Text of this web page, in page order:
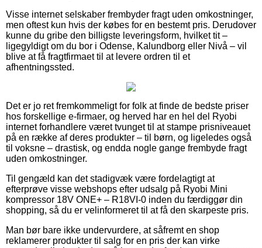
Visse internet selskaber frembyder fragt uden omkostninger,
men oftest kun hvis der købes for en bestemt pris. Derudover
kunne du gribe den billigste leveringsform, hvilket tit –
ligegyldigt om du bor i Odense, Kalundborg eller Nivå – vil
blive at få fragtfirmaet til at levere ordren til et
afhentningssted.
Det er jo ret fremkommeligt for folk at finde de bedste priser
hos forskellige e-firmaer, og herved har en hel del Ryobi
internet forhandlere været tvunget til at stampe prisniveauet
på en række af deres produkter – til børn, og ligeledes også
til voksne – drastisk, og endda nogle gange frembyde fragt
uden omkostninger.
Til gengæld kan det stadigvæk være fordelagtigt at
efterprøve visse webshops efter udsalg på Ryobi Mini
kompressor 18V ONE+ – R18VI-0 inden du færdiggør din
shopping, så du er velinformeret til at få den skarpeste pris.
Man bør bare ikke undervurdere, at såfremt en shop
reklamerer produkter til salg for en pris der kan virke